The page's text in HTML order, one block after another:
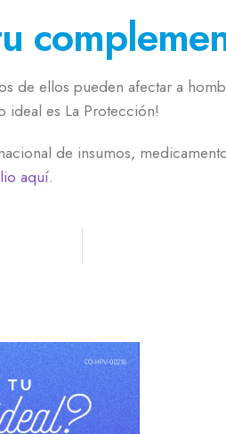
de ellos pueden afectar a
ideal es La Protección!
de insumos,
aquí.